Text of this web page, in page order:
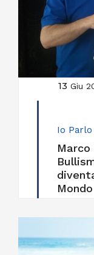
13 Giu
Io Parlo
Mondo